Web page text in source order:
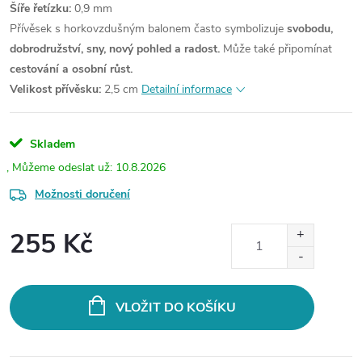
Šíře řetízku: 0,9 mm
Přívěsek s horkovzdušným balonem často symbolizuje svobodu,
dobrodružství, sny, nový pohled a radost. Může také připomínat
cestování a osobní růst.
Velikost přívěsku: 2,5 cm Detailní informace
Skladem
10.8.2026
Možnosti doručení
255 Kč
VLOŽIT DO KOŠÍKU